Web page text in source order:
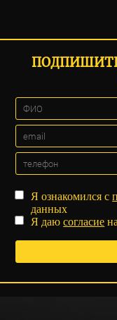
Я ознакомился с
данных
Я даюсогласие